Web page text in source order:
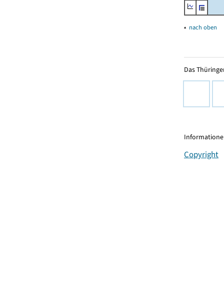
▴ nach oben
Das
Copyright